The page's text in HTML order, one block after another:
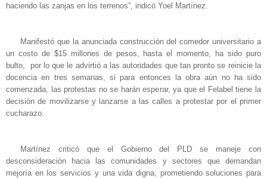
haciendo las zanjas en los terrenos”, indicó Yoel Martínez.
Manifestó que la anunciada construcción del comedor universitario a
un costo de $15 millones de pesos, hasta el momento, ha sido puro
bulto, por lo que le advirtió a las autoridades que tan pronto se reinicie la
docencia en tres semanas, si para entonces la obra aún no ha sido
comenzada, las protestas no se harán esperar, ya que el Felabel tiene la
decisión de movilizarse y lanzarse a las calles a protestar por el primer
cucharazo.
Martínez criticó que el Gobierno del PLD se maneje con
desconsideración hacia las comunidades y sectores que demandan
mejoría en los servicios y una vida digna, prometiendo soluciones para